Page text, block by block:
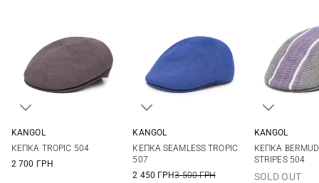
KANGOL
КЕПКА TROPIC 504
2 700 ГРН
KANGOL
КЕПКА SEAMLESS TROPIC
507
2 450 ГРН3 500 ГРН
KANGOL
КЕПКА
STRIPES 504
SOLD OUT